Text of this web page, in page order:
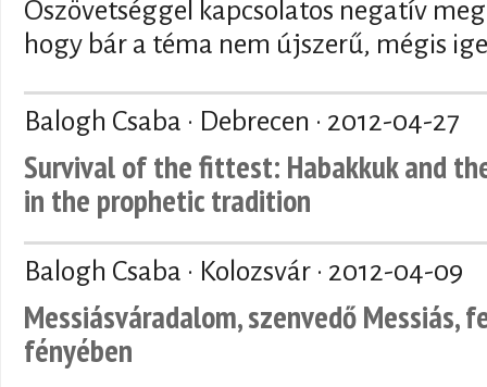
Ószövetséggel kapcsolatos negatív
hogy bár a téma nem újszerű, mégis
Balogh Csaba · Debrecen · 2012-04-27
Survival of the fittest: Habakkuk and
in the prophetic tradition
Balogh Csaba · Kolozsvár · 2012-04-09
Messiásváradalom, szenvedő Messiás,
fényében